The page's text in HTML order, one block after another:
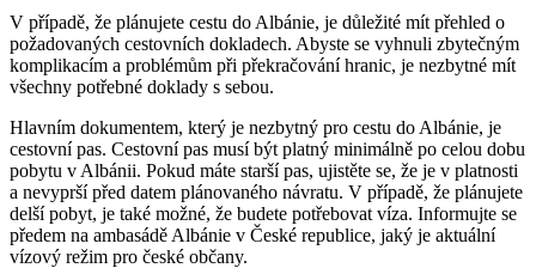
V případě,‍ že‍ plánujete cestu do Albánie, je důležité mít přehled o
požadovaných cestovních dokladech. Abyste se vyhnuli‌ zbytečným
komplikacím a problémům při překračování hranic, je nezbytné mít
všechny potřebné doklady s sebou.
Hlavním dokumentem, který je nezbytný pro cestu do Albánie, je⁤
cestovní pas. Cestovní pas ‍musí být platný minimálně po celou dobu
pobytu v Albánii. Pokud‍ máte starší pas, ujistěte se, že je ‍v platnosti
a nevyprší před datem⁢ plánovaného návratu. V případě, že plánujete
delší pobyt, je také možné, že budete potřebovat víza.‌ Informujte se
předem na ambasádě Albánie v České republice, jaký je aktuální
vízový režim pro české občany.